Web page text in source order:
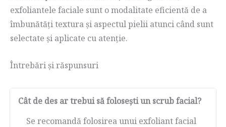
exfoliantele faciale sunt o modalitate eficientă de a
îmbunătăți textura și aspectul pielii atunci când sunt
selectate și aplicate cu atenție.
Întrebări și răspunsuri
Cât de des ar trebui să folosești un scrub facial?
Se recomandă folosirea unui exfoliant facial